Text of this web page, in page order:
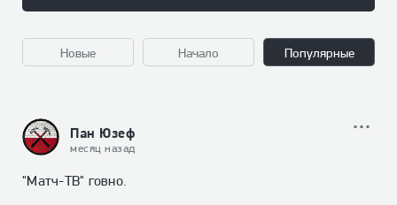
Новые Начало Популярные
Пан Юзеф
месяц назад
"Матч-ТВ" говно.